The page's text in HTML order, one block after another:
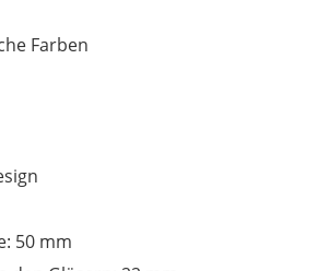
Farben
50 mm